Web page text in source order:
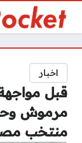
اخبار
قبل
مرموش
منتخب